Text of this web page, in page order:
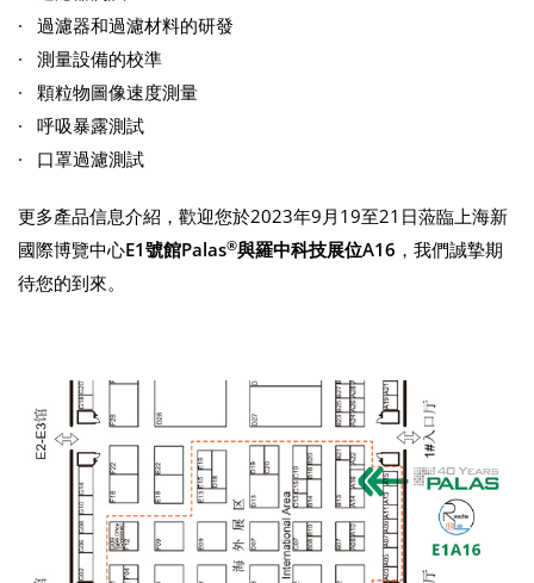
· 過濾器和過濾材料的研發
· 測量設備的校準
· 顆粒物圖像速度測量
· 呼吸暴露測試
· 口罩過濾測試
更多產品信息介紹，歡迎您於2023年9月19至21日蒞臨上海新
國際博覽中心E1號館Palas®與羅中科技展位A16 ，我們誠摯期
待您的到來。